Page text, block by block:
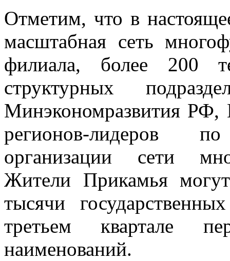
Отметим, что в
масштабная сеть
филиала, более 200
структурных
Минэкономразвития РФ,
регионов-лидеров
организации сети
Жители Прикамья
тысячи
третьем квартале
наименований.